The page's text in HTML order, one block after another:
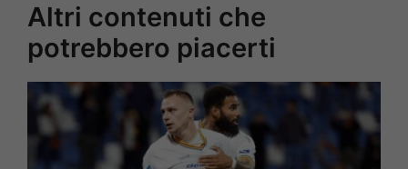
Altri contenuti che
potrebbero piacerti